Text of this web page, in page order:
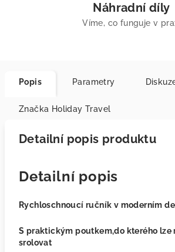
Náhradní díly
Víme, co funguje v
Popis Parametry
Značka Holiday Travel
Detailní popis produktu
Detailní popis
Rychloschnoucí ručník v moderním
S praktickým poutkem,do kterého lze
srolovat